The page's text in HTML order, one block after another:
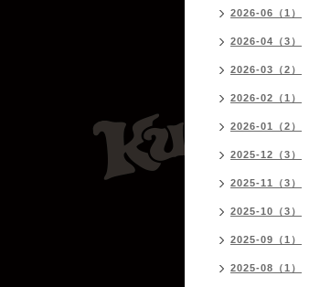
2026-06（1）
2026-04（3）
2026-03（2）
2026-02（1）
2026-01（2）
2025-12（3）
2025-11（3）
2025-10（3）
2025-09（1）
2025-08（1）